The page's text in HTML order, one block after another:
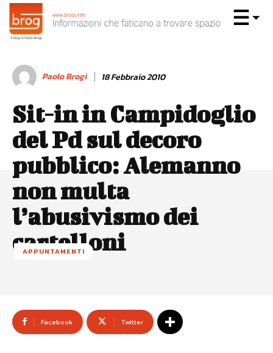
Paolo Brogi 18 Febbraio 2010
Sit-in in Campidoglio
del Pd sul decoro
pubblico: Alemanno
non multa
l’abusivismo dei
cartelloni
APPUNTAMENTI
Facebook Twitter